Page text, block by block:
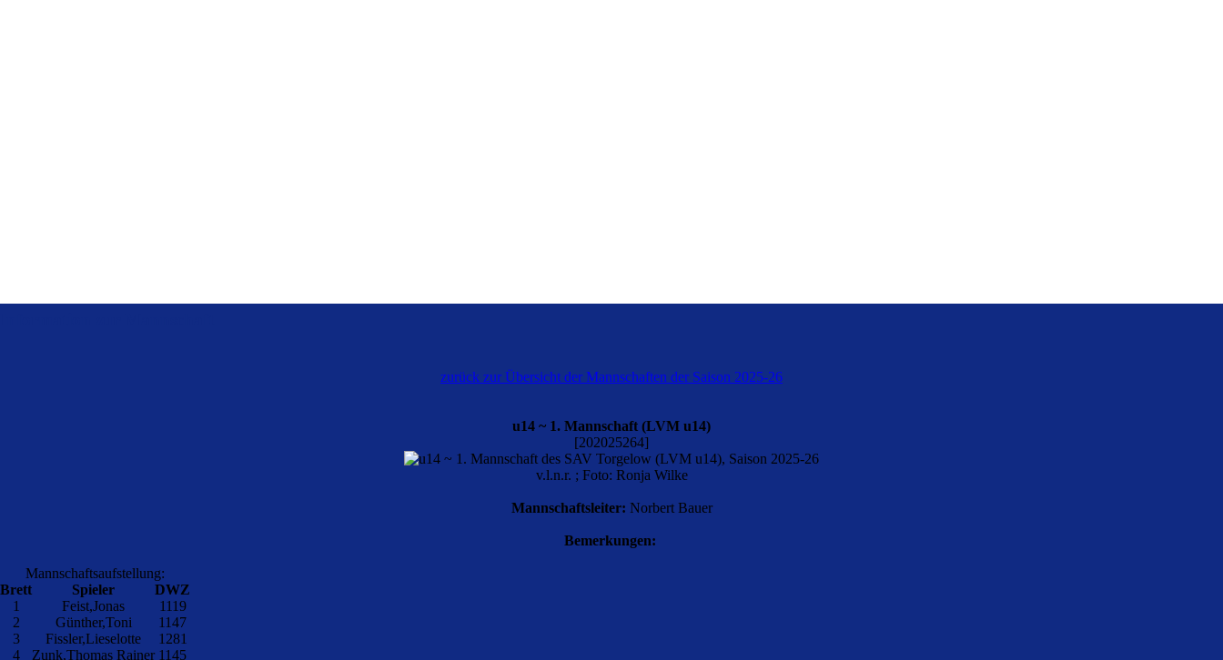
zurück zur Übersicht der Mannschaften der Saison 2025-26
u14 ~ 1. Mannschaft (LVM u14)
[202025264]
v.l.n.r. ; Foto: Ronja Wilke
Mannschaftsleiter: Norbert Bauer
Bemerkungen:
Mannschaftsaufstellung:
Brett
Spieler
DWZ
1
Feist,Jonas
1119
2
Günther,Toni
1147
3
Fissler,Lieselotte
1281
4
Zunk,Thomas Rainer 1145